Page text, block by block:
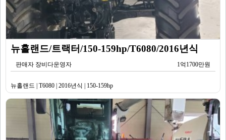
뉴홀랜드/트랙터/150-159hp/T6080/2016년식
판매자 장비다운영자 1억1700만원
뉴홀랜드 | T6080 | 2016년식 | 150-159hp